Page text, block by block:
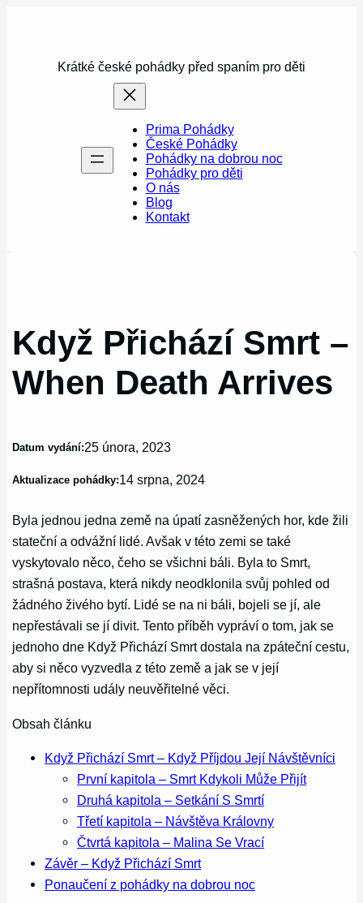
Krátké české pohádky před spaním pro děti
Prima Pohádky
České Pohádky
Pohádky na dobrou noc
Pohádky pro děti
O nás
Blog
Kontakt
Když Přichází Smrt –
When Death Arrives
Datum vydání:25 února, 2023
Aktualizace pohádky:14 srpna, 2024
Byla jednou jedna země na úpatí zasněžených hor, kde žili
stateční a odvážní lidé. Avšak v této zemi se také
vyskytovalo něco, čeho se všichni báli. Byla to Smrt,
strašná postava, která nikdy neodklonila svůj pohled od
žádného živého bytí. Lidé se na ni báli, bojeli se jí, ale
nepřestávali se jí divit. Tento příběh vypráví o tom, jak se
jednoho dne Když Přichází Smrt dostala na zpáteční cestu,
aby si něco vyzvedla z této země a jak se v její
nepřítomnosti udály neuvěřitelné věci.
Obsah článku
Když Přichází Smrt – Když Příjdou Její Návštěvníci
První kapitola – Smrt Kdykoli Může Přijít
Druhá kapitola – Setkání S Smrtí
Třetí kapitola – Návštěva Královny
Čtvrtá kapitola – Malina Se Vrací
Závěr – Když Přichází Smrt
Ponaučení z pohádky na dobrou noc